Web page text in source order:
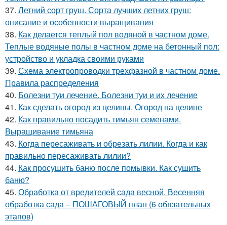
37. Летний сорт груш. Сорта лучших летних груш:
описание и особенности выращивания
38. Как делается теплый пол водяной в частном доме.
Теплые водяные полы в частном доме на бетонный пол:
устройство и укладка своими руками
39. Схема электропроводки трехфазной в частном доме.
Правила распределения
40. Болезни туи лечение. Болезни туи и их лечение
41. Как сделать огород из целины. Огород на целине
42. Как правильно посадить тимьян семенами.
Выращивание тимьяна
43. Когда пересаживать и обрезать лилии. Когда и как
правильно пересаживать лилии?
44. Как просушить баню после помывки. Как сушить
баню?
45. Обработка от вредителей сада весной. Весенняя
обработка сада – ПОШАГОВЫЙ план (6 обязательных
этапов)